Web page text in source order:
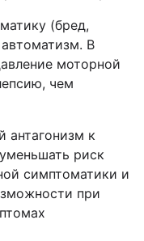
(бред,
В
моторной
чем
антагонизм к
риск
симптоматики и
при